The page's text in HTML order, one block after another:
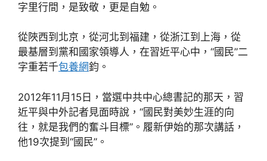
字里行間，是致敬，更是自勉。
從陜西到北京，從河北到福建，從浙江到上海，從
最基層到黨和國家領導人，在習近平心中，“國民”二
字重若千包養網鈞。
2012年11月15日，當選中共中心總書記的那天，習
近平與中外記者見面時說，“國民對美妙生涯的向
往，就是我們的奮斗目標”。履新伊始的那次講話，
他19次提到“國民”。